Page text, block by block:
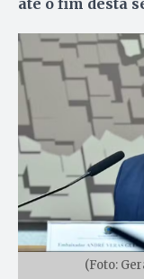
(Foto: